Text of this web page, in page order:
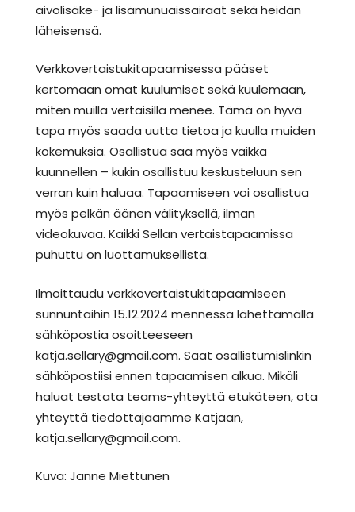
aivolisäke- ja lisämunuaissairaat sekä heidän
läheisensä.
Verkkovertaistukitapaamisessa pääset
kertomaan omat kuulumiset sekä kuulemaan,
miten muilla vertaisilla menee. Tämä on hyvä
tapa myös saada uutta tietoa ja kuulla muiden
kokemuksia. Osallistua saa myös vaikka
kuunnellen – kukin osallistuu keskusteluun sen
verran kuin haluaa. Tapaamiseen voi osallistua
myös pelkän äänen välityksellä, ilman
videokuvaa. Kaikki Sellan vertaistapaamissa
puhuttu on luottamuksellista.
Ilmoittaudu verkkovertaistukitapaamiseen
sunnuntaihin 15.12.2024 mennessä lähettämällä
sähköpostia osoitteeseen
katja.sellary@gmail.com. Saat osallistumislinkin
sähköpostiisi ennen tapaamisen alkua. Mikäli
haluat testata teams-yhteyttä etukäteen, ota
yhteyttä tiedottajaamme Katjaan,
katja.sellary@gmail.com.
Kuva: Janne Miettunen